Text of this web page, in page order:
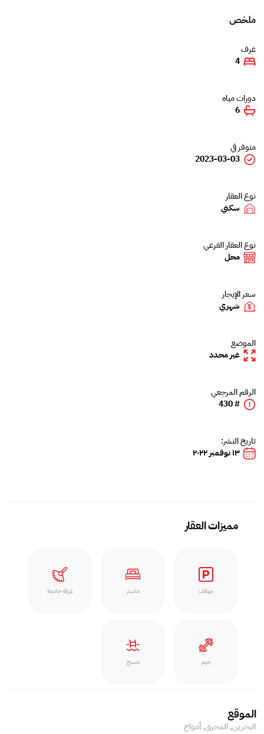
ملخص
غرف
4
دورات مياه
6
متوفر في
2023-03-03
نوع العقار
سكني
نوع العقار الفرعي
محل
سعر الإيجار
شهري
الموضع
غير محدد
الرقم المرجعي
# 430
تاريخ النشر:
١٣ نوفمبر ٢٠٢٢
مميزات العقار
موقف ماستر غرفة خادمة
جيم مسبح
الموقع
البحرين, المحرق,أمواج